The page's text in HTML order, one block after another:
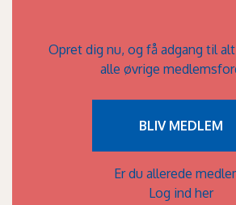
Opret dig nu, og få adgang til
alle øvrige
BLIV MEDLEM
Er du allerede
Log ind her